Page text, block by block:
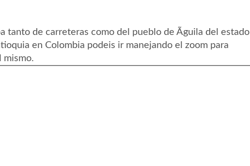
tanto de carreteras como del pueblo de Ãguila del estado
en Colombia podeis ir manejando el zoom para
mismo.